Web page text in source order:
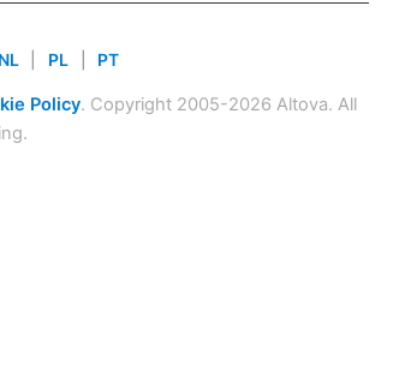
NL PL PT
Policy. Copyright 2005-2026 Altova. All